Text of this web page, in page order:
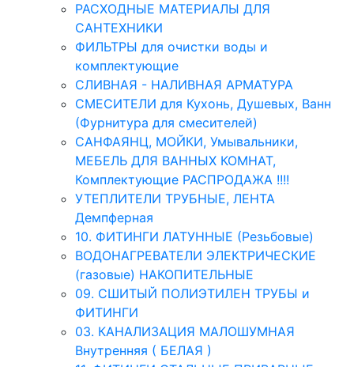
РАСХОДНЫЕ МАТЕРИАЛЫ ДЛЯ
САНТЕХНИКИ
ФИЛЬТРЫ для очистки воды и
комплектующие
СЛИВНАЯ - НАЛИВНАЯ АРМАТУРА
СМЕСИТЕЛИ для Кухонь, Душевых, Ванн
(Фурнитура для смесителей)
САНФАЯНЦ, МОЙКИ, Умывальники,
МЕБЕЛЬ ДЛЯ ВАННЫХ КОМНАТ,
Комплектующие РАСПРОДАЖА !!!!
УТЕПЛИТЕЛИ ТРУБНЫЕ, ЛЕНТА
Демпферная
10. ФИТИНГИ ЛАТУННЫЕ (Резьбовые)
ВОДОНАГРЕВАТЕЛИ ЭЛЕКТРИЧЕСКИЕ
(газовые) НАКОПИТЕЛЬНЫЕ
09. СШИТЫЙ ПОЛИЭТИЛЕН ТРУБЫ и
ФИТИНГИ
03. КАНАЛИЗАЦИЯ МАЛОШУМНАЯ
Внутренняя ( БЕЛАЯ )